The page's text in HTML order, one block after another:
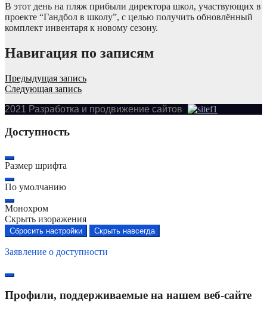
В этот день на пляж прибыли директора школ, участвующих в
проекте “Гандбол в школу”, с целью получить обновлённый
комплект инвентаря к новому сезону.
Навигация по записям
Предыдущая запись
Следующая запись
2021 Разработка и продвижение сайтов
Доступность
Размер шрифта
По умолчанию
Монохром
Скрыть изоражения
Сбросить настройки Скрыть навсегда
Заявление о доступности
Профили, поддерживаемые на нашем веб-сайте